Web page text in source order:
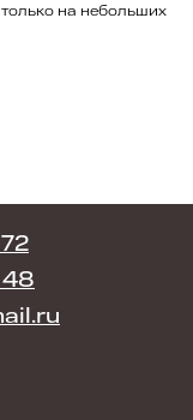
только на небольших
48